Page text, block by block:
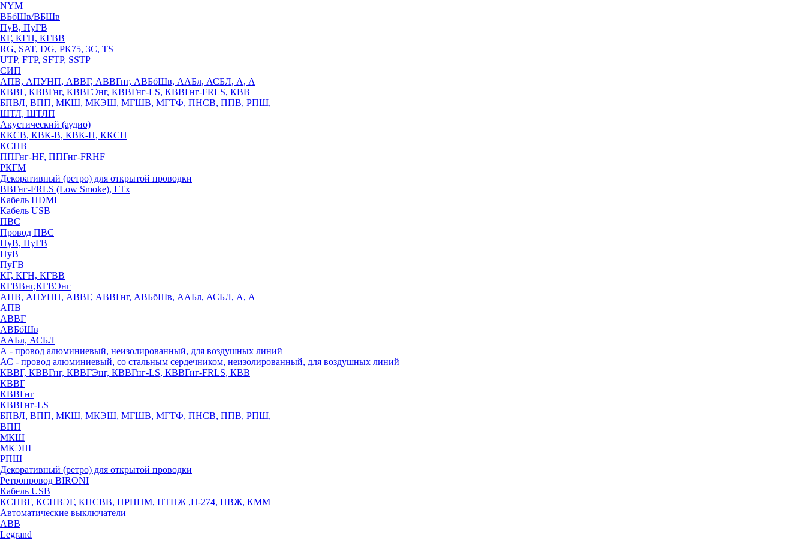
NYM
ВБбШв/ВБШв
ПуВ, ПуГВ
КГ, КГН, КГВВ
RG, SAT, DG, РК75, 3С, TS
UTP, FTP, SFTP, SSTP
СИП
АПВ, АПУНП, АВВГ, АВВГнг, АВБбШв, ААБл, АСБЛ, А, А
КВВГ, КВВГнг, КВВГЭнг, КВВГнг-LS, КВВГнг-FRLS, КВВ
БПВЛ, ВПП, МКШ, МКЭШ, МГШВ, МГТФ, ПНСВ, ППВ, РПШ,
ШТЛ, ШТЛП
Акустический (аудио)
ККСВ, КВК-В, КВК-П, ККСП
КСПВ
ППГнг-HF, ППГнг-FRHF
РКГМ
Декоративный (ретро) для открытой проводки
ВВГнг-FRLS (Low Smoke), LTx
Кабель HDMI
Кабель USB
ПВС
Провод ПВС
ПуВ, ПуГВ
ПуВ
ПуГВ
КГ, КГН, КГВВ
КГВВнг,КГВЭнг
АПВ, АПУНП, АВВГ, АВВГнг, АВБбШв, ААБл, АСБЛ, А, А
АПВ
АВВГ
АВБбШв
ААБл, АСБЛ
А - провод алюминиевый, неизолированный, для воздушных линий
АС - провод алюминиевый, со стальным сердечником, неизолированный, для воздушных линий
КВВГ, КВВГнг, КВВГЭнг, КВВГнг-LS, КВВГнг-FRLS, КВВ
КВВГ
КВВГнг
КВВГнг-LS
БПВЛ, ВПП, МКШ, МКЭШ, МГШВ, МГТФ, ПНСВ, ППВ, РПШ,
ВПП
МКШ
МКЭШ
РПШ
Декоративный (ретро) для открытой проводки
Ретропровод BIRONI
Кабель USB
КСПВГ, КСПВЭГ, КПСВВ, ПРППМ, ПТПЖ ,П-274, ПВЖ, КММ
Автоматические выключатели
ABB
Legrand